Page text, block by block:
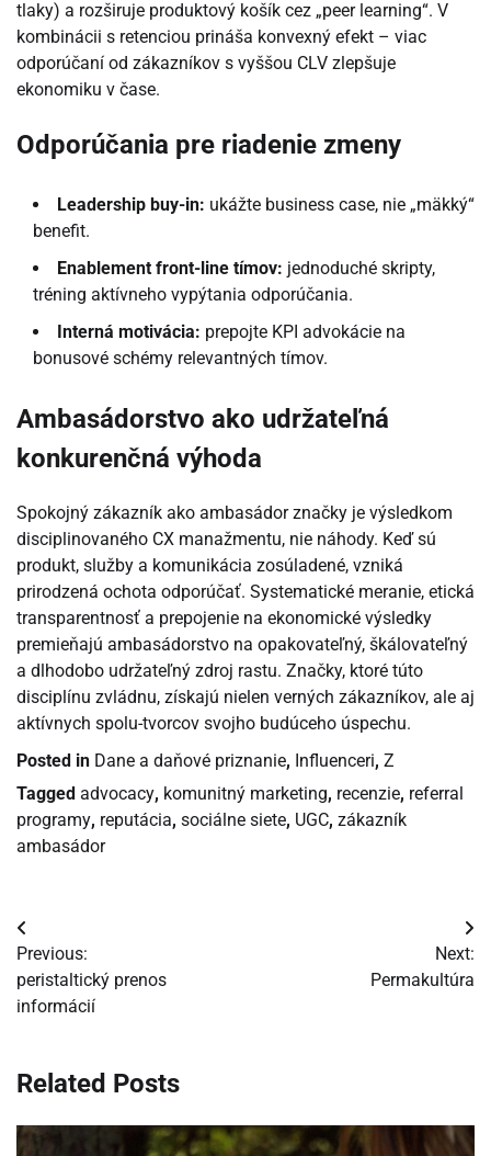
tlaky) a rozširuje produktový košík cez „peer learning“. V
kombinácii s retenciou prináša konvexný efekt – viac
odporúčaní od zákazníkov s vyššou CLV zlepšuje
ekonomiku v čase.
Odporúčania pre riadenie zmeny
Leadership buy-in: ukážte business case, nie „mäkký“
benefit.
Enablement front-line tímov: jednoduché skripty,
tréning aktívneho vypýtania odporúčania.
Interná motivácia: prepojte KPI advokácie na
bonusové schémy relevantných tímov.
Ambasádorstvo ako udržateľná
konkurenčná výhoda
Spokojný zákazník ako ambasádor značky je výsledkom
disciplinovaného CX manažmentu, nie náhody. Keď sú
produkt, služby a komunikácia zosúladené, vzniká
prirodzená ochota odporúčať. Systematické meranie, etická
transparentnosť a prepojenie na ekonomické výsledky
premieňajú ambasádorstvo na opakovateľný, škálovateľný
a dlhodobo udržateľný zdroj rastu. Značky, ktoré túto
disciplínu zvládnu, získajú nielen verných zákazníkov, ale aj
aktívnych spolu-tvorcov svojho budúceho úspechu.
Posted in Dane a daňové priznanie, Influenceri, Z
Tagged advocacy, komunitný marketing, recenzie, referral
programy, reputácia, sociálne siete, UGC, zákazník
ambasádor
Navigácia
v
článku
Previous:
peristaltický prenos
informácií
Next:
Permakultúra
Related Posts